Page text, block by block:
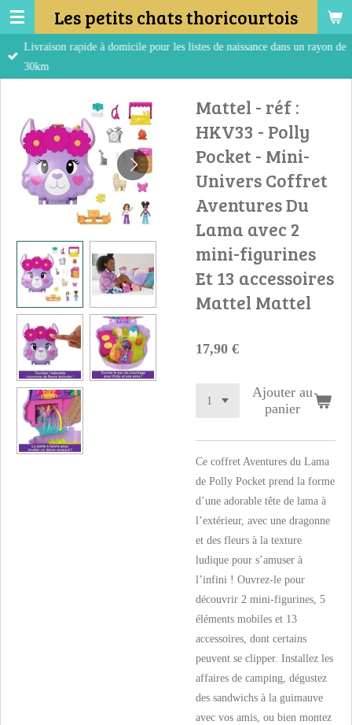
Passer
au
contenu
Les petits chats thoricourtois
Livraison rapide à domicile pour les listes de naissance dans un rayon de
30km
Mattel - réf :
HKV33 - Polly
Pocket - Mini-
Univers Coffret
Aventures Du
Lama avec 2
mini-figurines
Et 13 accessoires
Mattel Mattel
17,90 €
Ajouter au
panier
Ce coffret Aventures du Lama
de Polly Pocket prend la forme
d’une adorable tête de lama à
l’extérieur, avec une dragonne
et des fleurs à la texture
ludique pour s’amuser à
l’infini ! Ouvrez-le pour
découvrir 2 mini-figurines, 5
éléments mobiles et 13
accessoires, dont certains
peuvent se clipper. Installez les
affaires de camping, dégustez
des sandwichs à la guimauve
avec vos amis, ou bien montez